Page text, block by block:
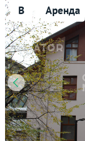
B Аренда